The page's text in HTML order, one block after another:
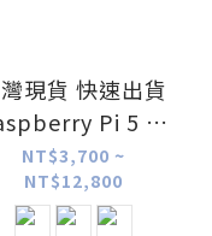
現貨 快速出貨
Pi 5 樹
莓派5
(2G/4G/8G/16G)
含稅價
NT$3,700 ~
NT$12,800